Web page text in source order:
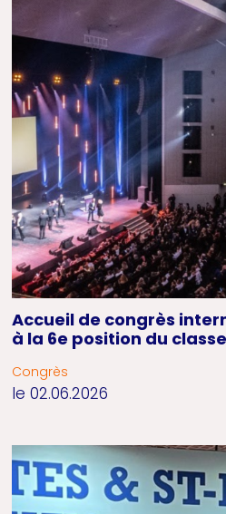
Accueil de congrès
à la 6e position du
Congrès
le 02.06.2026